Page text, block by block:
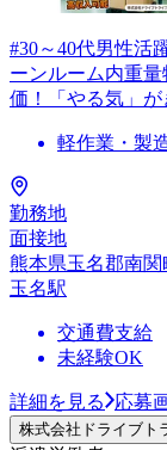
#30～40代男性活
ーンルーム内重
価！「やる気」が
軽作業・製
勤務地
面接地
熊本県玉名郡南関
玉名駅
交通費支給
未経験OK
詳細を見る 応募
株式会社ドライブト